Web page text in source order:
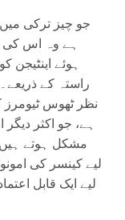
جو چیز ترکی
ہے وہ اس کی
ہوئے
نظر ٹھوس ٹیومرز
ہے، جو اکثر دیگر
مشکل ہوتے
لیے کینسر کی
لیے ایک قابل